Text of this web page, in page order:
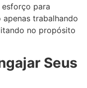
para
apenas trabalhando
no propósito
Seus